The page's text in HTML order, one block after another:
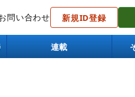
問い合わせ 新規ID登録
連載